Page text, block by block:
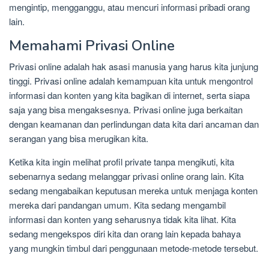
mengintip, mengganggu, atau mencuri informasi pribadi orang
lain.
Memahami Privasi Online
Privasi online adalah hak asasi manusia yang harus kita junjung
tinggi. Privasi online adalah kemampuan kita untuk mengontrol
informasi dan konten yang kita bagikan di internet, serta siapa
saja yang bisa mengaksesnya. Privasi online juga berkaitan
dengan keamanan dan perlindungan data kita dari ancaman dan
serangan yang bisa merugikan kita.
Ketika kita ingin melihat profil private tanpa mengikuti, kita
sebenarnya sedang melanggar privasi online orang lain. Kita
sedang mengabaikan keputusan mereka untuk menjaga konten
mereka dari pandangan umum. Kita sedang mengambil
informasi dan konten yang seharusnya tidak kita lihat. Kita
sedang mengekspos diri kita dan orang lain kepada bahaya
yang mungkin timbul dari penggunaan metode-metode tersebut.